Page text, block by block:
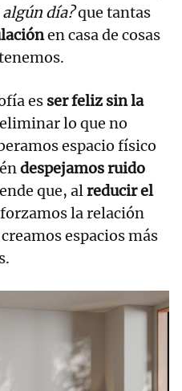
algún día?que tantas
en casa de cosas
es ser feliz sin la
lo que no
espacio físico
despejamos ruido
que, alreducir el
la relación
espacios más